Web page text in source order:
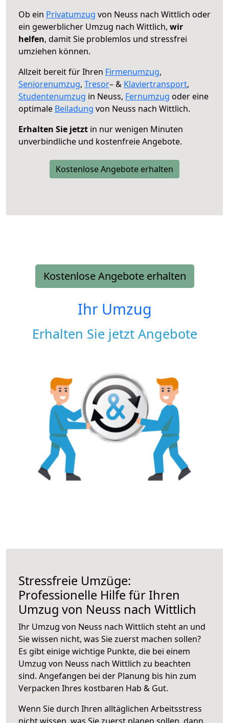
Ob ein Privatumzug von Neuss nach Wittlich oder
ein gewerblicher Umzug nach Wittlich, wir
helfen, damit Sie problemlos und stressfrei
umziehen können.
Allzeit bereit für Ihren Firmenumzug,
Seniorenumzug, Tresor– & Klaviertransport,
Studentenumzug in Neuss, Fernumzug oder eine
optimale Beiladung von Neuss nach Wittlich.
Erhalten Sie jetzt in nur wenigen Minuten
unverbindliche und kostenfreie Angebote.
Kostenlose Angebote erhalten
Kostenlose Angebote erhalten
Ihr Umzug
Erhalten Sie jetzt Angebote
Stressfreie Umzüge:
Professionelle Hilfe für Ihren
Umzug von Neuss nach Wittlich
Ihr Umzug von Neuss nach Wittlich steht an und
Sie wissen nicht, was Sie zuerst machen sollen?
Es gibt einige wichtige Punkte, die bei einem
Umzug von Neuss nach Wittlich zu beachten
sind. Angefangen bei der Planung bis hin zum
Verpacken Ihres kostbaren Hab & Gut.
Wenn Sie durch Ihren alltäglichen Arbeitsstress